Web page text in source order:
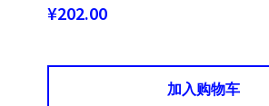
¥202.00
加入购物车